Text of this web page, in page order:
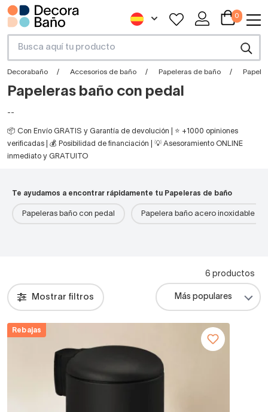
0
Decorabaño Accesorios de baño Papeleras de baño
Papeleras baño con pedal
--
📦 Con Envío GRATIS y Garantía de devolución | ⭐ +1000 opiniones
verificadas | 💰 Posibilidad de financiación | 💡 Asesoramiento ONLINE
inmediato y GRATUITO
Te ayudamos a encontrar rápidamente tu Papeleras de baño
Papeleras baño con pedal Papelera baño acero inoxidable
Mostrar filtros
6 productos
Rebajas